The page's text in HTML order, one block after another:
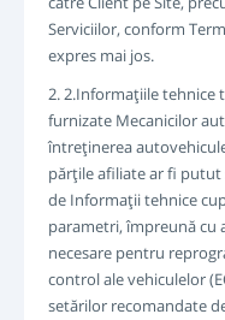
Serviciilor, conform
expres mai jos.
2. 2.Informaţiile tehnice
furnizate Mecanicilor
întreţinerea
părţile afiliate ar fi putut
de Informaţii tehnice
parametri, împreună cu
necesare pentru
control ale vehiculelor
setărilor recomandate